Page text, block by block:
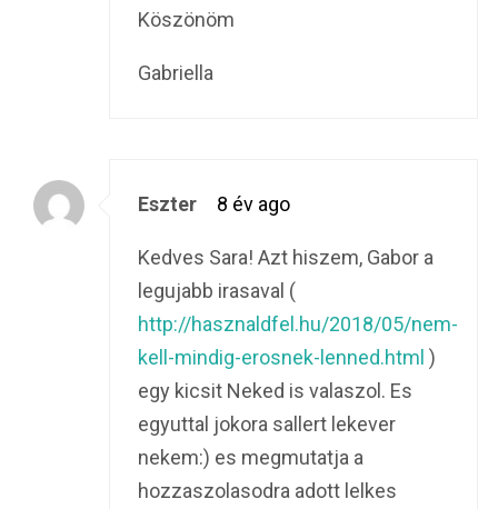
Köszönöm
Gabriella
Eszter 8 év ago
Kedves Sara! Azt hiszem, Gabor a
legujabb irasaval (
http://hasznaldfel.hu/2018/05/nem-
kell-mindig-erosnek-lenned.html )
egy kicsit Neked is valaszol. Es
egyuttal jokora sallert lekever
nekem:) es megmutatja a
hozzaszolasodra adott lelkes